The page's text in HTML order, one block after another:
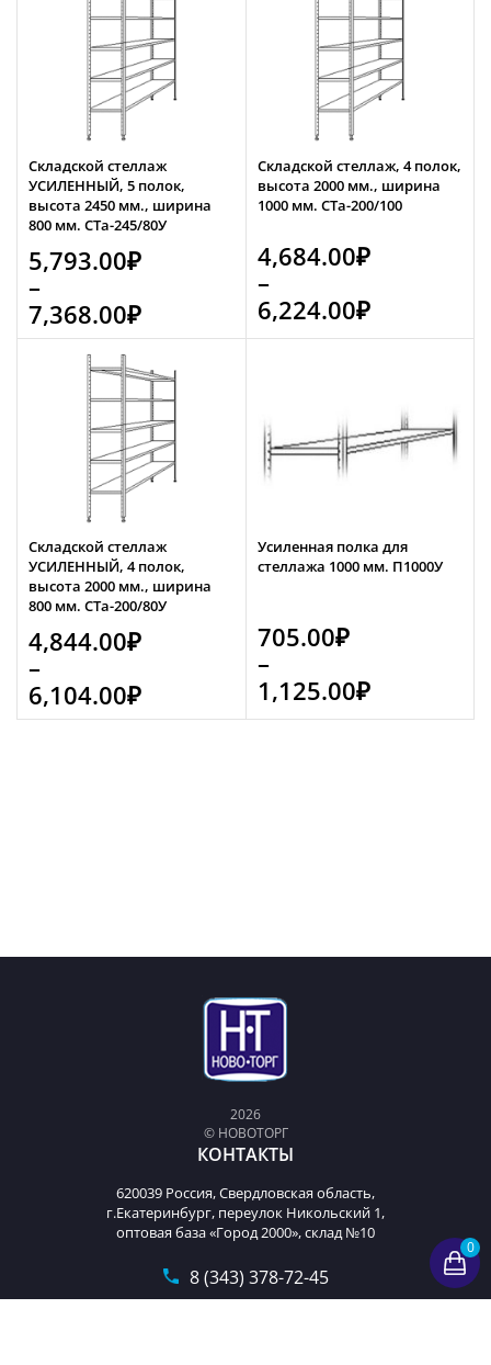
0
Складской стеллаж
УСИЛЕННЫЙ, 5 полок,
высота 2450 мм., ширина
800 мм. СТа-245/80У
5,793.00₽
–
7,368.00₽
Складской стеллаж, 4 полок,
высота 2000 мм., ширина
1000 мм. СТа-200/100
4,684.00₽
–
6,224.00₽
Складской стеллаж
УСИЛЕННЫЙ, 4 полок,
высота 2000 мм., ширина
800 мм. СТа-200/80У
4,844.00₽
–
6,104.00₽
Усиленная полка для
стеллажа 1000 мм. П1000У
705.00₽
–
1,125.00₽
2026
© НОВОТОРГ
КОНТАКТЫ
620039 Россия, Свердловская область,
г.Екатеринбург, переулок Никольский 1,
оптовая база «Город 2000», склад №10
8 (343) 378-72-45